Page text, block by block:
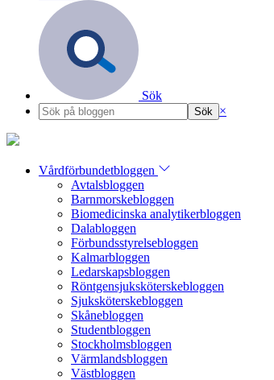
Sök
×
Vårdförbundetbloggen
Avtalsbloggen
Barnmorskebloggen
Biomedicinska analytikerbloggen
Dalabloggen
Förbundsstyrelsebloggen
Kalmarbloggen
Ledarskapsbloggen
Röntgensjuksköterskebloggen
Sjuksköterskebloggen
Skånebloggen
Studentbloggen
Stockholmsbloggen
Värmlandsbloggen
Västbloggen